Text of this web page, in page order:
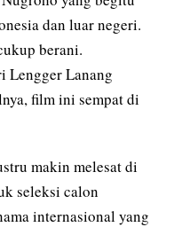
dan luar negeri.
berani.
Lengger Lanang
film ini sempat di
makin melesat di
seleksi calon
internasional yang